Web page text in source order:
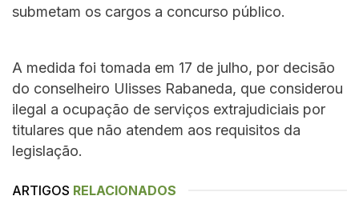
submetam os cargos a concurso público.
A medida foi tomada em 17 de julho, por decisão
do conselheiro Ulisses Rabaneda, que considerou
ilegal a ocupação de serviços extrajudiciais por
titulares que não atendem aos requisitos da
legislação.
ARTIGOS RELACIONADOS